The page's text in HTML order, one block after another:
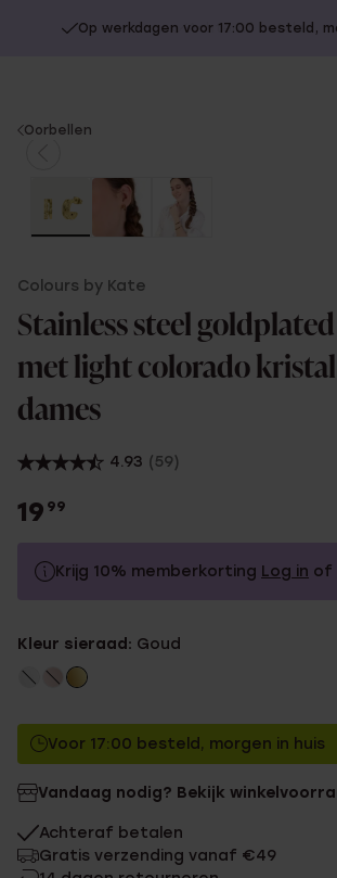
Op werkdagen voor 17:00 besteld,
You
Oorbellen
Colours by Kate
Stainless steel
met light colorado
dames
4.93 (59)
19 99
Krijg 10% memberkorting Log in of
Zonder memberkorting
Kleur sieraad: Goud
Voor 17:00 besteld, morgen in huis
Vandaag nodig? Bekijk
Achteraf betalen
Gratis verzending vanaf €49